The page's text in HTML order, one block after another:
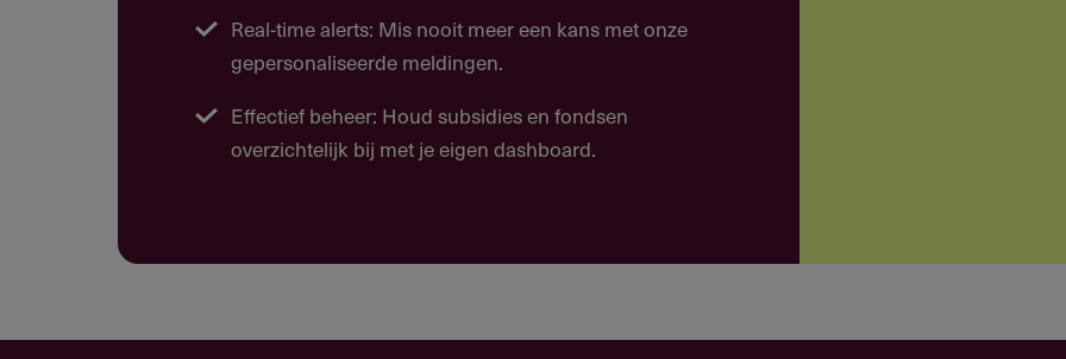
Versterking van basisvaardigheden — geletterdheid, gecijferdheid en fundamentele
competenties
Wie kan deze subsidie aanvragen?
niet in aanmerking.
Real-time alerts: Mis nooit meer een kans met onze
gepersonaliseerde meldingen.
Effectief beheer: Houd subsidies en fondsen
overzichtelijk bij met je eigen dashboard.